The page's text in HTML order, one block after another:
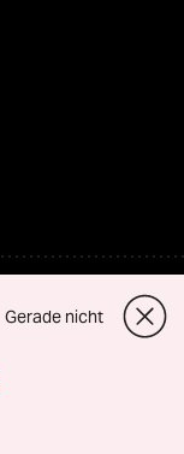
Gerade nicht